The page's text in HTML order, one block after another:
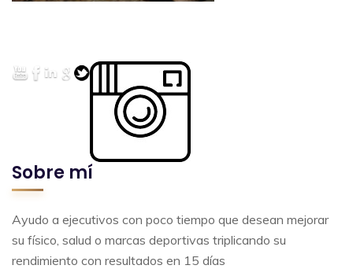
Sobre mí
Ayudo a ejecutivos con poco tiempo que desean mejorar
su físico, salud o marcas deportivas triplicando su
rendimiento con resultados en 15 días